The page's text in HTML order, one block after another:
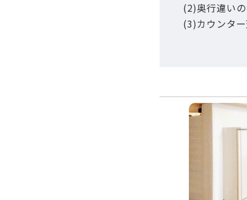
(2)奥行違い
(3)カウンタ